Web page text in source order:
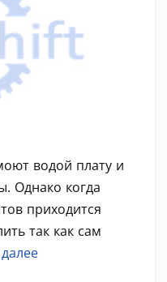
водой плату и
Однако когда
приходится
так как сам